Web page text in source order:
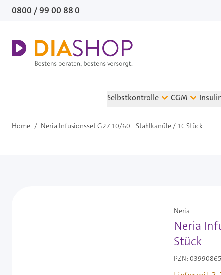
Direkt zum Inhalt
0800 / 99 00 88 0
Selbstkontrolle CGM
Home / Neria Infusionsset G27 10/60 - Stahlkanüle / 10 Stück
Neria
Neria
Stück
PZN: